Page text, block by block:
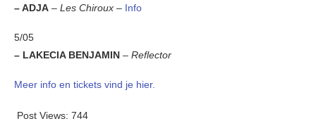
– ADJA – Les Chiroux – Info
5/05
– LAKECIA BENJAMIN – Reflector
Meer info en tickets vind je hier.
Post Views: 744